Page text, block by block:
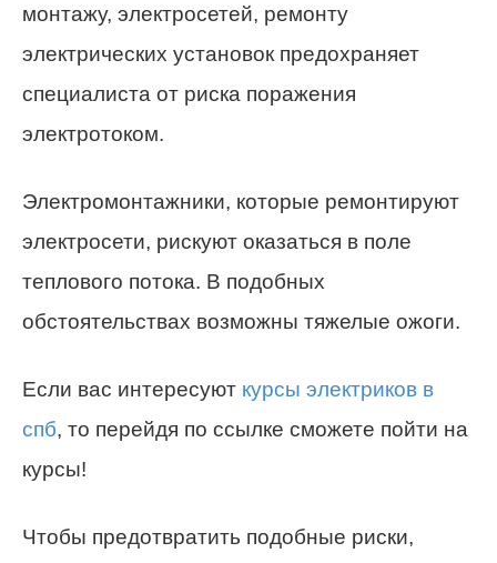
монтажу, электросетей, ремонту
электрических установок предохраняет
специалиста от риска поражения
электротоком.
Электромонтажники, которые ремонтируют
электросети, рискуют оказаться в поле
теплового потока. В подобных
обстоятельствах возможны тяжелые ожоги.
Если вас интересуют курсы электриков в
спб, то перейдя по ссылке сможете пойти на
курсы!
Чтобы предотвратить подобные риски,